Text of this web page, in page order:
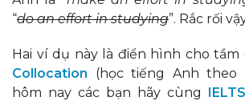
“do an effort in studying”. Rắc rối
Hai ví dụ này là điển hình cho
Collocation (học tiếng Anh theo
hôm nay các bạn hãy cùng